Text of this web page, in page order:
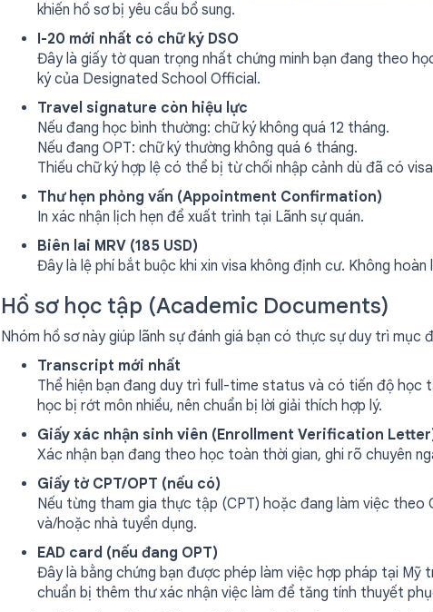
khiến hồ sơ bị yêu cầu bổ sung.
I-20 mới nhất có chữ ký DSO
Đây là giấy tờ quan trọng nhất chứng minh bạn đang theo
ký của Designated School Official.
Travel signature còn hiệu lực
Nếu đang học bình thường: chữ ký không quá 12 tháng.
Nếu đang OPT: chữ ký thường không quá 6 tháng.
Thiếu chữ ký hợp lệ có thể bị từ chối nhập cảnh dù đã có
Thư hẹn phỏng vấn (Appointment Confirmation)
In xác nhận lịch hẹn để xuất trình tại Lãnh sự quán.
Biên lai MRV (185 USD)
Đây là lệ phí bắt buộc khi xin visa không định cư. Không hoàn
Hồ sơ học tập (Academic Documents)
Nhóm hồ sơ này giúp lãnh sự đánh giá bạn có thực sự duy trì mục
Transcript mới nhất
Thể hiện bạn đang duy trì full-time status và có tiến độ học
học bị rớt môn nhiều, nên chuẩn bị lời giải thích hợp lý.
Giấy xác nhận sinh viên (Enrollment Verification
Xác nhận bạn đang theo học toàn thời gian, ghi rõ chuyên
Giấy tờ CPT/OPT (nếu có)
Nếu từng tham gia thực tập (CPT) hoặc đang làm việc theo
và/hoặc nhà tuyển dụng.
EAD card (nếu đang OPT)
Đây là bằng chứng bạn được phép làm việc hợp pháp tại Mỹ
chuẩn bị thêm thư xác nhận việc làm để tăng tính thuyết